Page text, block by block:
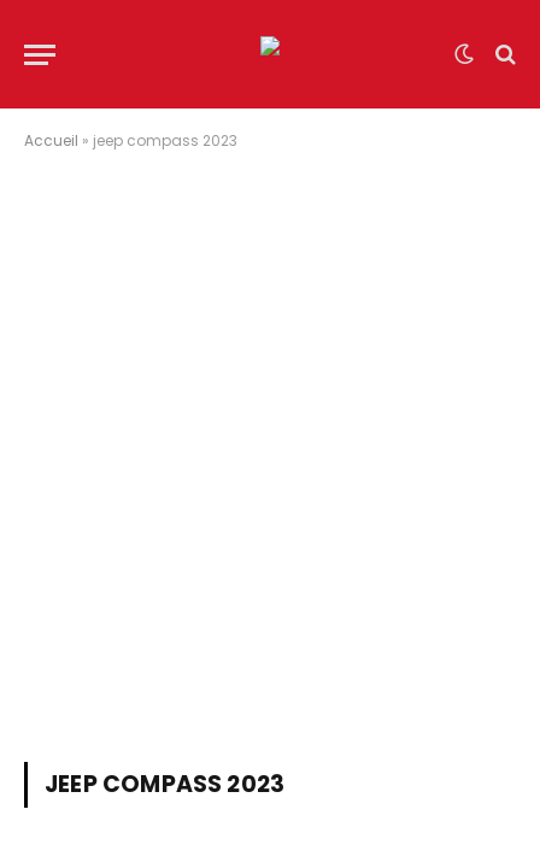
Accueil » jeep compass 2023
JEEP COMPASS 2023